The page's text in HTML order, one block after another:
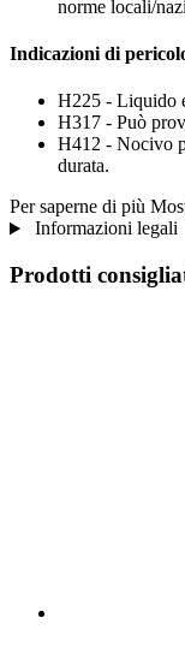
norme locali/
Indicazioni di
H225 - Liquido
H317 - Può
H412 - Nocivo
durata.
Per saperne di più
Informazioni legali
Prodotti